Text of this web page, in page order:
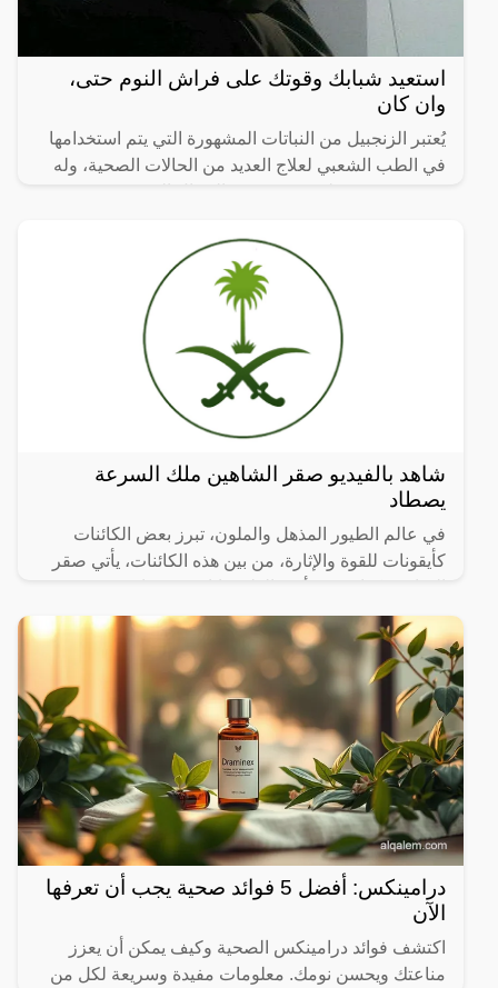
استعيد شبابك وقوتك على فراش النوم حتى،
وان كان
يُعتبر الزنجبيل من النباتات المشهورة التي يتم استخدامها
في الطب الشعبي لعلاج العديد من الحالات الصحية، وله
شاهد بالفيديو صقر الشاهين ملك السرعة
يصطاد
في عالم الطيور المذهل والملون، تبرز بعض الكائنات
كأيقونات للقوة والإثارة، من بين هذه الكائنات، يأتي صقر
درامينكس: أفضل 5 فوائد صحية يجب أن تعرفها
الآن
اكتشف فوائد درامينكس الصحية وكيف يمكن أن يعزز
مناعتك ويحسن نومك. معلومات مفيدة وسريعة لكل من